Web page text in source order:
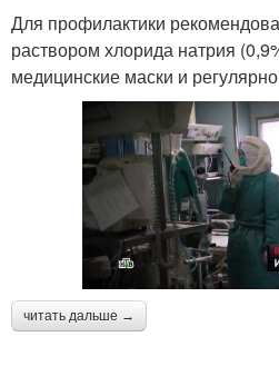
Для профилактики
раствором хлорида натрия
медицинские маски и
читать дальше →